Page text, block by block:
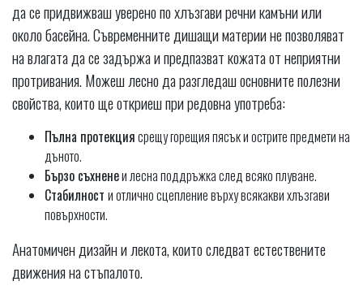
да се придвижваш уверено по хлъзгави речни камъни или
около басейна. Съвременните дишащи материи не позволяват
на влагата да се задържа и предпазват кожата от неприятни
протривания. Можеш лесно да разгледаш основните полезни
свойства, които ще откриеш при редовна употреба:
Пълна протекциясрещу горещия пясък и острите предмети на
дъното.
Бързо съхненеи лесна поддръжка след всяко плуване.
Стабилност и отлично сцепление върху всякакви хлъзгави
повърхности.
Анатомичен дизайн и лекота, които следват естествените
движения на стъпалото.